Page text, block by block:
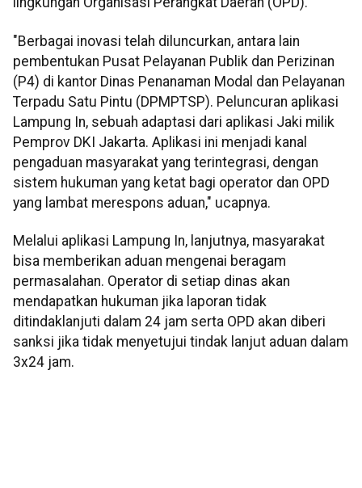
"Berbagai inovasi telah diluncurkan, antara lain
pembentukan Pusat Pelayanan Publik dan Perizinan
(P4) di kantor Dinas Penanaman Modal dan Pelayanan
Terpadu Satu Pintu (DPMPTSP). Peluncuran aplikasi
Lampung In, sebuah adaptasi dari aplikasi Jaki milik
Pemprov DKI Jakarta. Aplikasi ini menjadi kanal
pengaduan masyarakat yang terintegrasi, dengan
sistem hukuman yang ketat bagi operator dan OPD
yang lambat merespons aduan," ucapnya.
Melalui aplikasi Lampung In, lanjutnya, masyarakat
bisa memberikan aduan mengenai beragam
permasalahan. Operator di setiap dinas akan
mendapatkan hukuman jika laporan tidak
ditindaklanjuti dalam 24 jam serta OPD akan diberi
sanksi jika tidak menyetujui tindak lanjut aduan dalam
3x24 jam.